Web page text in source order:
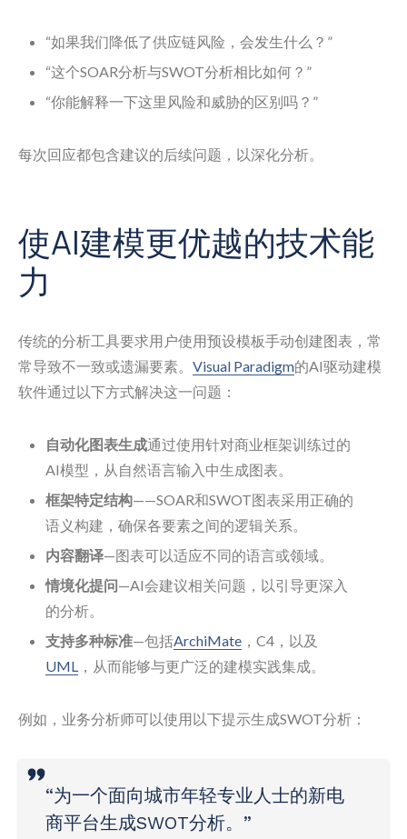
“如果我们降低了供应链风险，会发生什么？”
“这个SOAR分析与SWOT分析相比如何？”
“你能解释一下这里风险和威胁的区别吗？”
每次回应都包含建议的后续问题，以深化分析。
使AI建模更优越的技术能
力
传统的分析工具要求用户使用预设模板手动创建图表，常
常导致不一致或遗漏要素。 Visual Paradigm的AI驱动建模
软件通过以下方式解决这一问题：
自动化图表生成通过使用针对商业框架训练过的
AI模型，从自然语言输入中生成图表。
框架特定结构——SOAR和SWOT图表采用正确的
语义构建，确保各要素之间的逻辑关系。
内容翻译—图表可以适应不同的语言或领域。
情境化提问—AI会建议相关问题，以引导更深入
的分析。
支持多种标准—包括ArchiMate ，C4，以及
UML ，从而能够与更广泛的建模实践集成。
例如，业务分析师可以使用以下提示生成SWOT分析：
“为一个面向城市年轻专业人士的新电
商平台生成SWOT分析。”